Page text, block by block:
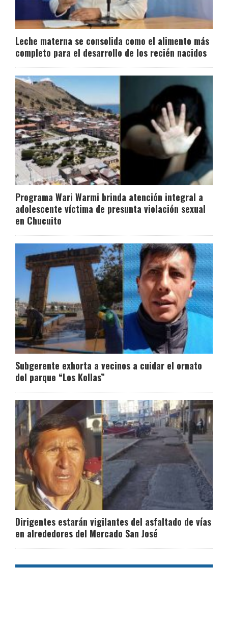
Leche materna se consolida como el alimento más
completo para el desarrollo de los recién nacidos
Programa Wari Warmi brinda atención integral a
adolescente víctima de presunta violación sexual
en Chucuito
Subgerente exhorta a vecinos a cuidar el ornato
del parque “Los Kollas”
Dirigentes estarán vigilantes del asfaltado de vías
en alrededores del Mercado San José